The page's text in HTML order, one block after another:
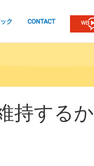
ック CONTACT
持するか